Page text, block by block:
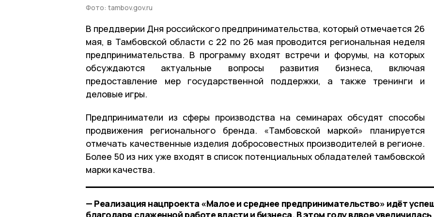
Фото: tambov.gov.ru
В преддверии Дня российского предпринимательства, который отмечается 26
мая, в Тамбовской области с 22 по 26 мая проводится региональная неделя
предпринимательства. В программу входят встречи и форумы, на которых
обсуждаются актуальные вопросы развития бизнеса, включая
предоставление мер государственной поддержки, а также тренинги и
деловые игры.
Предприниматели из сферы производства на семинарах обсудят способы
продвижения регионального бренда. «Тамбовской маркой» планируется
отмечать качественные изделия добросовестных производителей в регионе.
Более 50 из них уже входят в список потенциальных обладателей тамбовской
марки качества.
— Реализация нацпроекта «Малое и среднее предпринимательство» идёт
благодаря слаженной работе власти и бизнеса. В этом году вдвое увеличилась